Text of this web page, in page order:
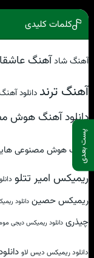
پست بعدی
کلمات کلیدی
آهنگ شادآهنگ
آهنگ ترند دانلود
دانلود آهنگ هوش
آهنگ هوش مصنوعی
ریمیکس امیر تتلو
ریمیکس حصین دانلود
چیذری دانلود ریمیکس دیجی
دانلود ریمیکس دیس لاو